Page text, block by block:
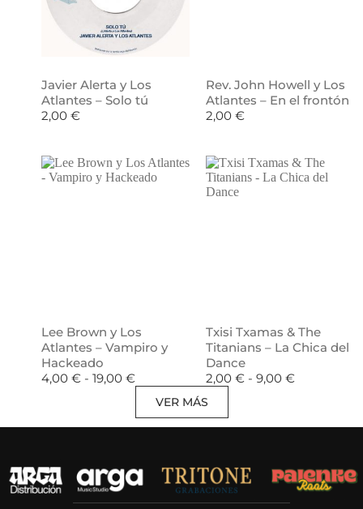
Javier Alerta y Los
Atlantes – Solo tú
2,00 €
Rev. John Howell y Los
Atlantes – En el frontón
2,00 €
Lee Brown y Los
Atlantes – Vampiro y
Hackeado
4,00 € - 19,00 €
Txisi Txamas & The
Titanians – La Chica del
Dance
2,00 € - 9,00 €
VER MÁS